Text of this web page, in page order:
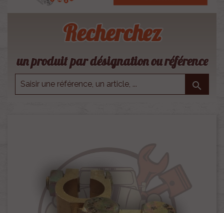
Recherchez
un produit par désignation ou référence
